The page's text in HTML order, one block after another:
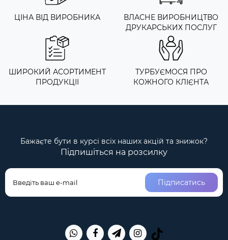
ЦІНА ВІД ВИРОБНИКА
ВЛАСНЕ ВИРОБНИЦТВО
ДРУКАРСЬКИХ ПОСЛУГ
ШИРОКИЙ АСОРТИМЕНТ
ПРОДУКЦІІ
ТУРБУЄМОСЯ ПРО
КОЖНОГО КЛІЄНТА
Бажаєте бути в курсі всіх наших акцій та знижок?
Підпишіться на розсилку
Підписатись